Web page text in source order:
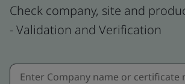
Check company, site and
- Validation and Verification